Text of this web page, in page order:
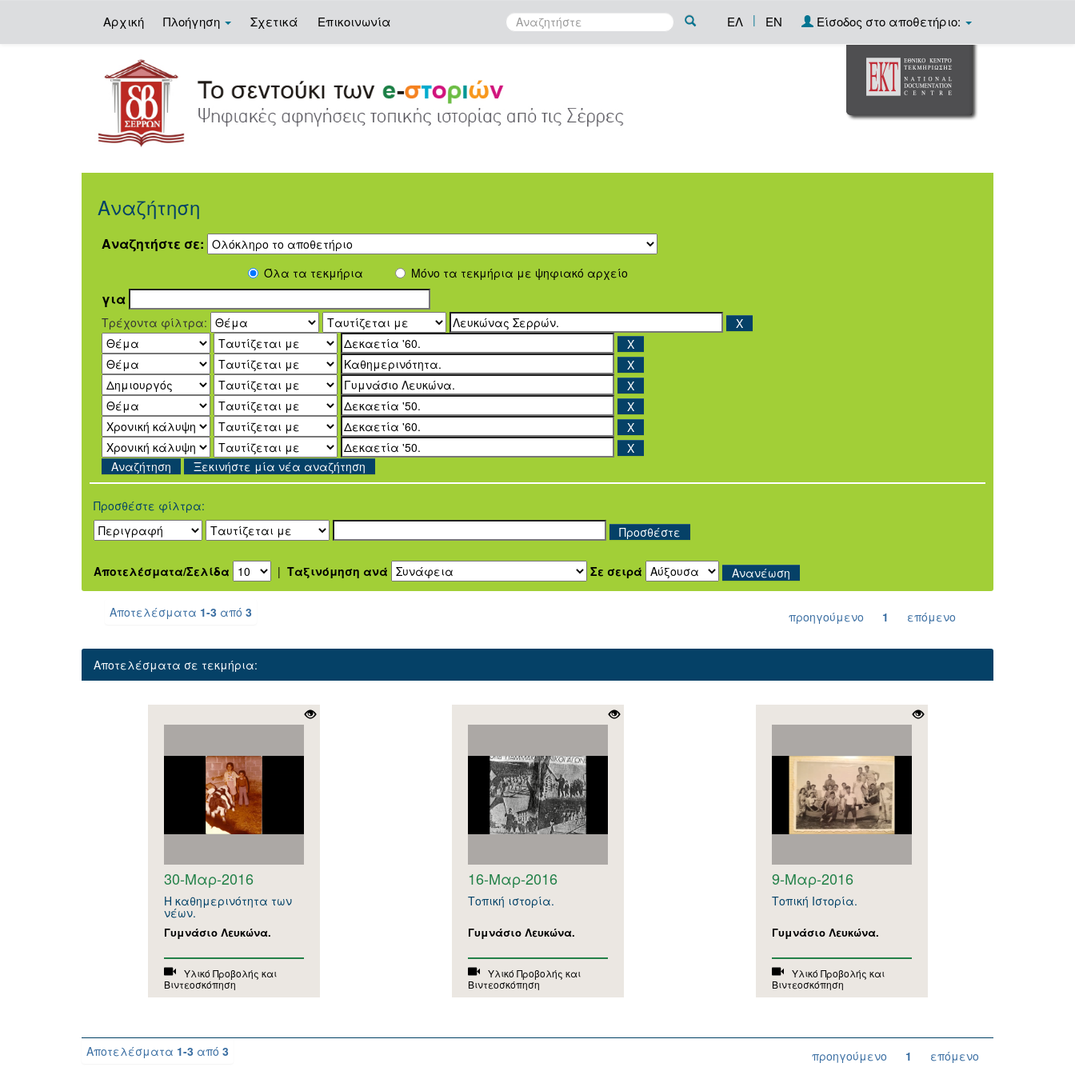
Αρχική Πλοήγηση Σχετικά Επικοινωνία ΕΛ | EN Είσοδος στο αποθετήριο:
Αναζήτηση
Αναζητήστε σε:
Όλα τα τεκμήρια Μόνο τα τεκμήρια με ψηφιακό αρχείο
για
Τρέχοντα φίλτρα:
Ξεκινήστε μία νέα αναζήτηση
Προσθέστε φίλτρα:
Αποτελέσματα/Σελίδα | Ταξινόμηση ανά Σε σειρά
Αποτελέσματα 1-3 από 3 προηγούμενο 1 επόμενο
Αποτελέσματα σε τεκμήρια:
30-Μαρ-2016
Η καθημερινότητα των
νέων.
Γυμνάσιο Λευκώνα.
Υλικό Προβολής και
Βιντεοσκόπηση
16-Μαρ-2016
Τοπική ιστορία.
Γυμνάσιο Λευκώνα.
Υλικό Προβολής και
Βιντεοσκόπηση
9-Μαρ-2016
Τοπική Ιστορία.
Γυμνάσιο Λευκώνα.
Υλικό Προβολής και
Βιντεοσκόπηση
Αποτελέσματα 1-3 από 3 προηγούμενο 1 επόμενο